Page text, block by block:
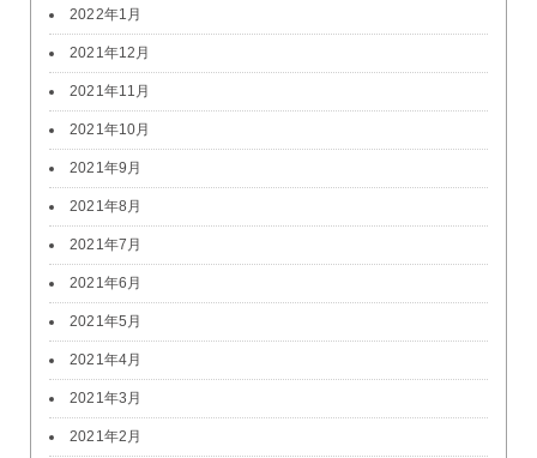
2022年1月
2021年12月
2021年11月
2021年10月
2021年9月
2021年8月
2021年7月
2021年6月
2021年5月
2021年4月
2021年3月
2021年2月